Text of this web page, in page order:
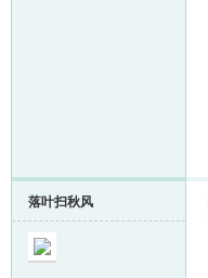
落叶扫秋风